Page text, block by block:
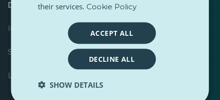
Domande frequenti
Invia una richiesta
Segnala un problema
Lascia un feedback
their services. Cookie Policy
ACCEPT ALL
DECLINE ALL
SHOW DETAILS